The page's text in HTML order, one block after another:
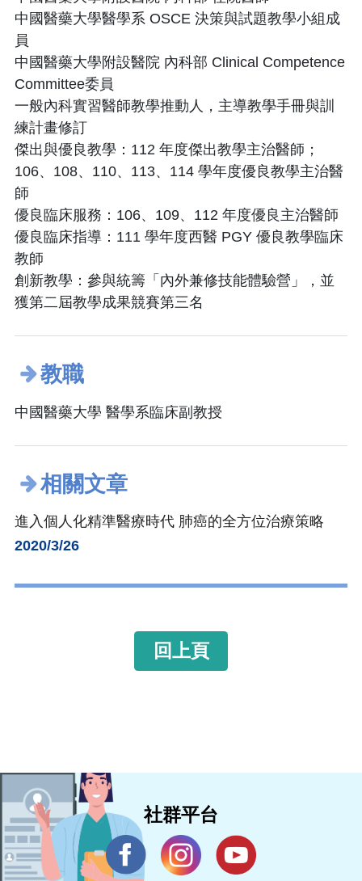
中國醫藥大學醫學系 OSCE 決策與試題教學小組成
員
中國醫藥大學附設醫院 內科部 Clinical Competence
Committee委員
一般內科實習醫師教學推動人，主導教學手冊與訓
練計畫修訂
傑出與優良教學：112 年度傑出教學主治醫師；
106、108、110、113、114 學年度優良教學主治醫
師
優良臨床服務：106、109、112 年度優良主治醫師
優良臨床指導：111 學年度西醫 PGY 優良教學臨床
教師
創新教學：參與統籌「內外兼修技能體驗營」，並
獲第二屆教學成果競賽第三名
教職
中國醫藥大學 醫學系臨床副教授
相關文章
進入個人化精準醫療時代 肺癌的全方位治療策略
2020/3/26
回上頁
社群平台